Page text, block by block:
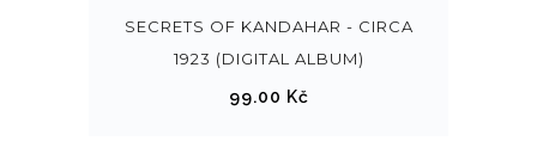
SECRETS OF KANDAHAR - CIRCA
1923 (DIGITAL ALBUM)
99.00 Kč